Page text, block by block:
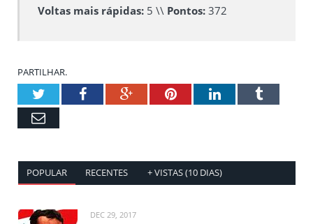
Voltas mais rápidas:5 \\ Pontos:372
PARTILHAR.
TwitterFacebookGoogle+PinterestLinkedInTumblr
Email
POPULAR RECENTES + VISTAS (10 DIAS)
DEC 29, 2017